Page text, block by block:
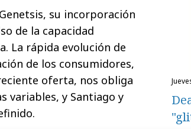
su incorporación
de la capacidad
La rápida evolución de
de los consumidores,
oferta, nos obliga
variables, y Santiago y